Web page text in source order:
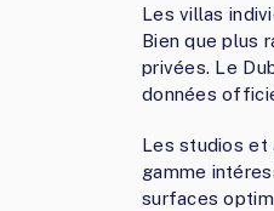
Les villas
Bien que plus
privées. Le
données
Les studios et
gamme
surfaces